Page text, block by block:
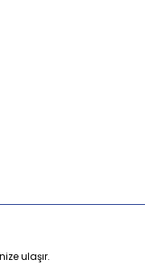
ulaşır.